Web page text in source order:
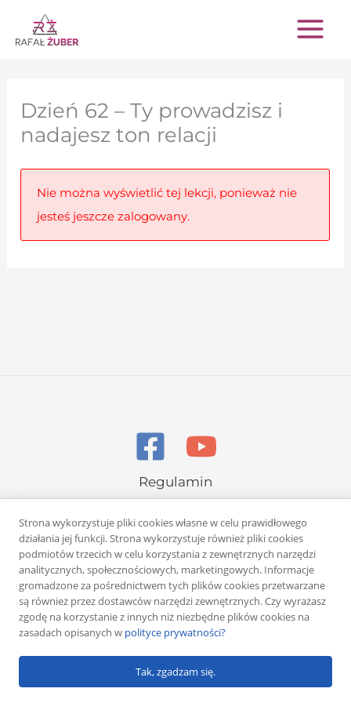
Przejdź
do
Dzień 62 – Ty prowadzisz i
nadajesz ton relacji
Nie można wyświetlić tej lekcji, ponieważ nie
jesteś jeszcze zalogowany.
Regulamin
Copyright © 2026 Rafał Żuber
Strona wykorzystuje pliki cookies własne w celu prawidłowego
działania jej funkcji. Strona wykorzystuje również pliki cookies
podmiotów trzecich w celu korzystania z zewnętrznych narzędzi
analitycznych, społecznościowych, marketingowych. Informacje
gromadzone za pośrednictwem tych plików cookies przetwarzane
są również przez dostawców narzędzi zewnętrznych. Czy wyrażasz
zgodę na korzystanie z innych niż niezbędne plików cookies na
zasadach opisanych w polityce prywatności?
Tak, zgadzam się.